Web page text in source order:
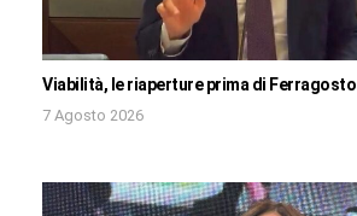
Viabilità, le riaperture prima di Ferragosto
7 Agosto 2026